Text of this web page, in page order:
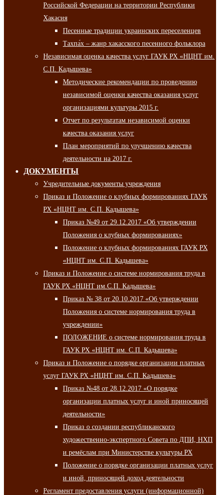
Российской Федерации на территории Республики
Хакасия
Песенные традиции украинских переселенцев
Тахпа́х – жанр хакасского песенного фольклора
Независимая оценка качества услуг ГАУК РХ «НЦНТ им.
С.П. Кадышева»
Методические рекомендации по проведению
независимой оценки качества оказания услуг
организациями культуры 2015 г.
Отчет по результатам независимой оценки
качества оказания услуг
План мероприятий по улучшению качества
деятельности на 2017 г.
ДОКУМЕНТЫ
Учредительные документы учреждения
Приказ и Положение о клубных формированиях ГАУК
РХ «НЦНТ им. С.П. Кадышева»
Приказ №49 от 29.12.2017 «Об утверждении
Положения о клубных формированиях»
Положение о клубных формированиях ГАУК РХ
«НЦНТ им. С.П. Кадышева»
Приказ и Положение о системе нормирования труда в
ГАУК РХ «НЦНТ им.С.П. Кадышева»
Приказ № 38 от 20.10.2017 «Об утверждении
Положения о системе нормирования труда в
учреждении»
ПОЛОЖЕНИЕ о системе нормирования труда в
ГАУК РХ «НЦНТ им. С.П. Кадышева»
Приказ и Положение о порядке организации платных
услуг ГАУК РХ «НЦНТ им. С.П. Кадышева»
Приказ №48 от 28.12.2017 «О порядке
организации платных услуг и иной приносящей
деятельности»
Приказ о создании республиканского
художественно-экспертного Совета по ДПИ, НХП
и ремёслам при Министерстве культуры РХ
Положение о порядке организации платных услуг
и иной, приносящей доход деятельности
Регламент предоставления услуги (информационной)